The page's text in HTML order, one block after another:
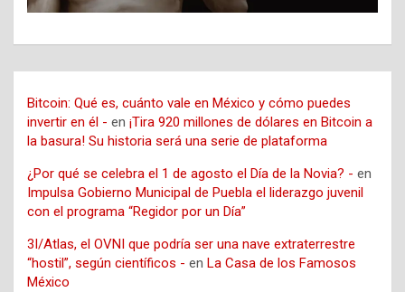
Bitcoin: Qué es, cuánto vale en México y cómo puedes
invertir en él - en ¡Tira 920 millones de dólares en Bitcoin a
la basura! Su historia será una serie de plataforma
¿Por qué se celebra el 1 de agosto el Día de la Novia? - en
Impulsa Gobierno Municipal de Puebla el liderazgo juvenil
con el programa “Regidor por un Día”
3I/Atlas, el OVNI que podría ser una nave extraterrestre
“hostil”, según científicos - en La Casa de los Famosos
México